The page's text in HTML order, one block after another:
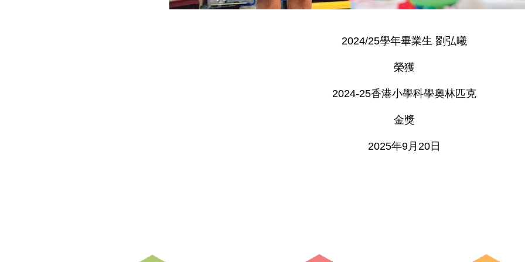
2024/25學年畢業生 劉弘曦
榮獲
2024-25香港小學科學奧林匹克
金獎
2025年9月20日